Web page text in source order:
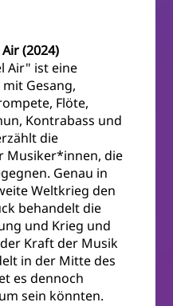
(2024)
Air" ist eine
Gesang,
Flöte,
Kontrabass und
die
Musiker*innen, die
Genau in
Weltkrieg den
behandelt die
und Krieg und
Kraft der Musik
in der Mitte des
es dennoch
sein könnten.